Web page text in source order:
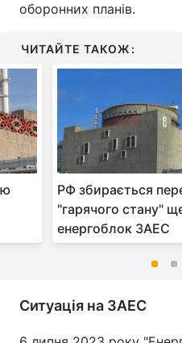
оборонних планів.
ЧИТАЙТЕ ТАКОЖ:
РФ збирається
"гарячого стану"
енергоблок ЗАЕС
Ситуація на ЗАЕС